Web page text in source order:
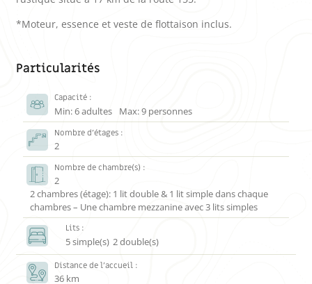
*Moteur, essence et veste de flottaison inclus.
Particularités
Capacité :
Min: 6 adultes Max: 9 personnes
Nombre d’étages :
2
Nombre de chambre(s) :
2
2 chambres (étage): 1 lit double & 1 lit simple dans chaque
chambres – Une chambre mezzanine avec 3 lits simples
Lits :
5 simple(s) 2 double(s)
Distance de l’accueil :
36 km